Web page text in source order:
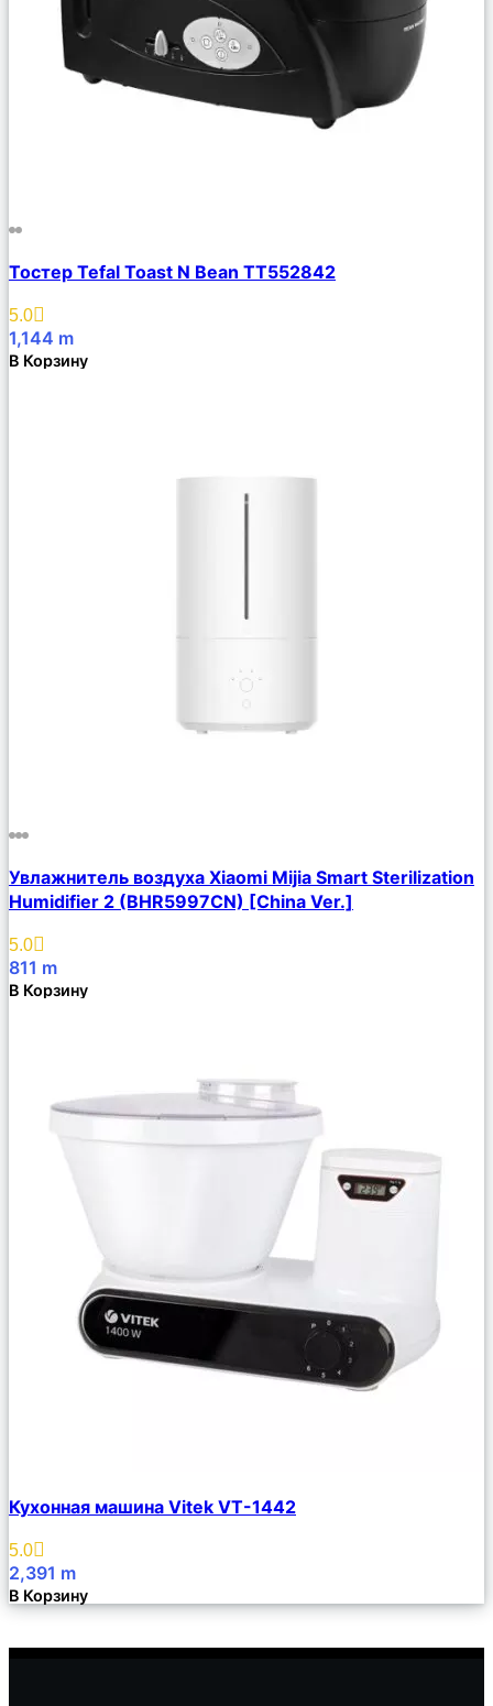
Описание
Избранное
Тостер Tefal Toast N Bean TT552842
5.0
1,144 m
В Корзину
Описание
Избранное
Увлажнитель воздуха Xiaomi Mijia Smart Sterilization
Humidifier 2 (BHR5997CN) [China Ver.]
5.0
811 m
В Корзину
Описание
Избранное
Кухонная машина Vitek VT-1442
5.0
2,391 m
В Корзину